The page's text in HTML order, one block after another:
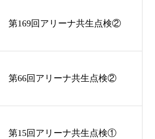
第169回アリーナ共生点検②
第66回アリーナ共生点検②
第15回アリーナ共生点検①